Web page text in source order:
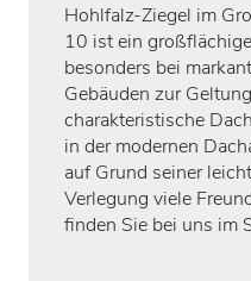
Hohlfalz-Ziegel im
10 ist ein
besonders bei
Gebäuden zur
charakteristische
in der modernen
auf Grund seiner
Verlegung viele
finden Sie bei uns im